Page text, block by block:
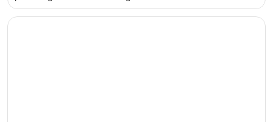
Öppnas i ett nytt fönster
Hotel Maxim